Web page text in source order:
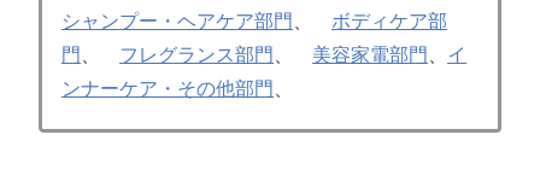
シャンプー・ヘアケア部門
ボディケア部
門
フレグランス部門 美容家電部門
イ
ンナーケア・その他部門